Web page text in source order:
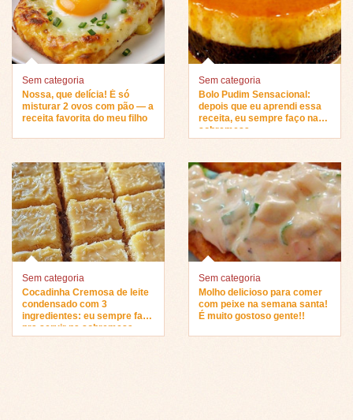
Sem categoria
Nossa, que delícia! É só
misturar 2 ovos com pão — a
receita favorita do meu filho
Sem categoria
Bolo Pudim Sensacional:
depois que eu aprendi essa
receita, eu sempre faço na
sobremesa…
Sem categoria
Cocadinha Cremosa de leite
condensado com 3
ingredientes: eu sempre faço
pra servir na sobremesa…
Sem categoria
Molho delicioso para comer
com peixe na semana santa!
É muito gostoso gente!!